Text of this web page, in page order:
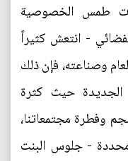
طمس الخصوصية
- انتعش كثيراً
العام وصناعته، فإن ذلك
الجديدة حيث كثرة
وفطرة مجتمعاتنا،
- جلوس البنت